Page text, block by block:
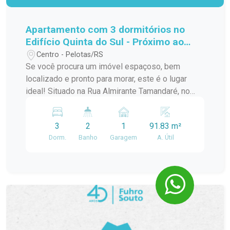
Apartamento com 3 dormitórios no
Edifício Quinta do Sul - Próximo ao
Campus da UFPel
Centro - Pelotas/RS
Se você procura um imóvel espaçoso, bem
localizado e pronto para morar, este é o lugar
ideal! Situado na Rua Almirante Tamandaré, no
poucos passos do Campus da UFPel e oferece
praticidade, conforto e ambientes bem
distribuídos. Destaques do imóvel: 3 dormitórios
aconchegante, já mobiliada com sofás. Cozinha
com armários, perfeita para organização.
Dependência de empregada com banheiro
boa ventilação. Excelente posição solar,
3
Dorm.
2
Banho
1
Garagem
91.83 m²
A. Útil